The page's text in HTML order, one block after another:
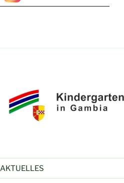
AKTUELLES